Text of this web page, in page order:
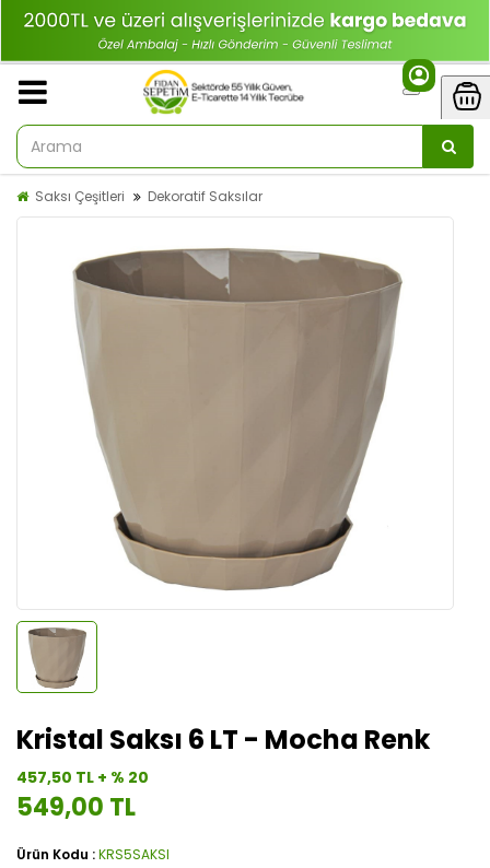
Saksı Çeşitleri Dekoratif Saksılar
Kristal Saksı 6 LT - Mocha Renk
457,50 TL + % 20
549,00 TL
Ürün Kodu :KRS5SAKSI